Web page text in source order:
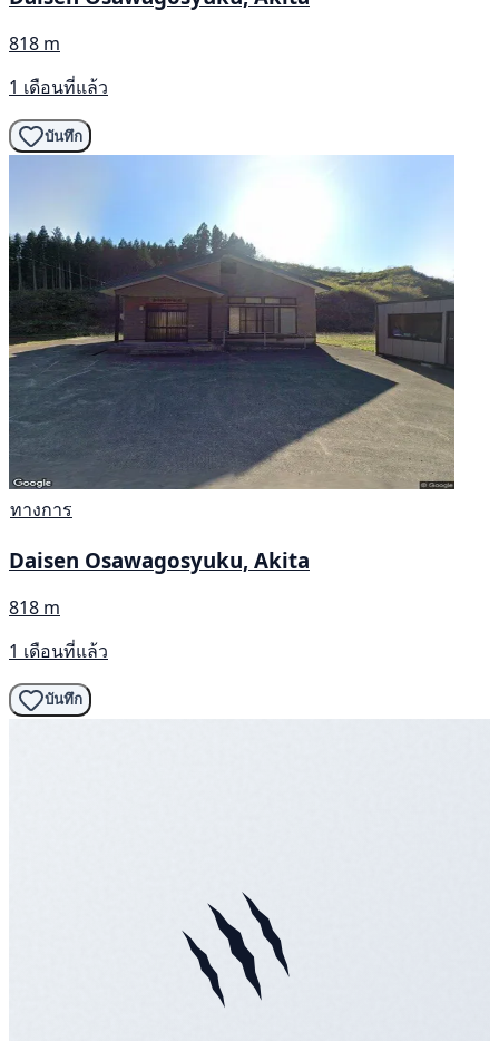
818 m
1 เดือนที่แล้ว
บันทึก
ทางการ
Daisen Osawagosyuku, Akita
818 m
1 เดือนที่แล้ว
บันทึก